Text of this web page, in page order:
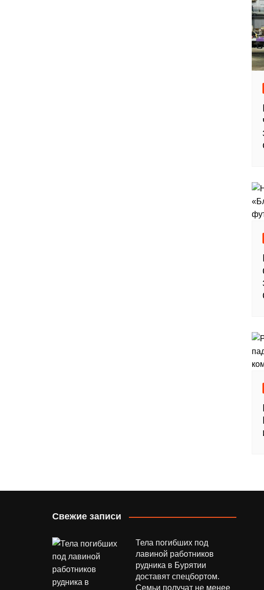
Свежие записи
Тела погибших под
лавиной работников
рудника в Бурятии
доставят спецбортом.
Семьи получат не менее